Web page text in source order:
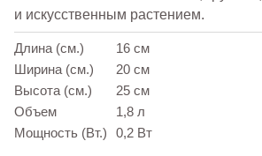
и искусственным растением.
Длина (см.)
16 см
Ширина (см.)
20 см
Высота (см.)
25 см
Объем
1,8 л
Мощность (Вт.)
0,2 Вт